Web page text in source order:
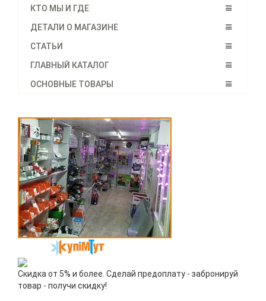
КТО МЫ И ГДЕ
ДЕТАЛИ О МАГАЗИНЕ
СТАТЬИ
ГЛАВНЫЙ КАТАЛОГ
ОСНОВНЫЕ ТОВАРЫ
Скидка от 5% и более. Сделай предоплату - забронируй
товар - получи скидку!